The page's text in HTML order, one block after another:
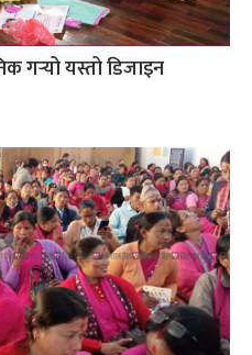
गर्‍यो यस्तो डिजाइन